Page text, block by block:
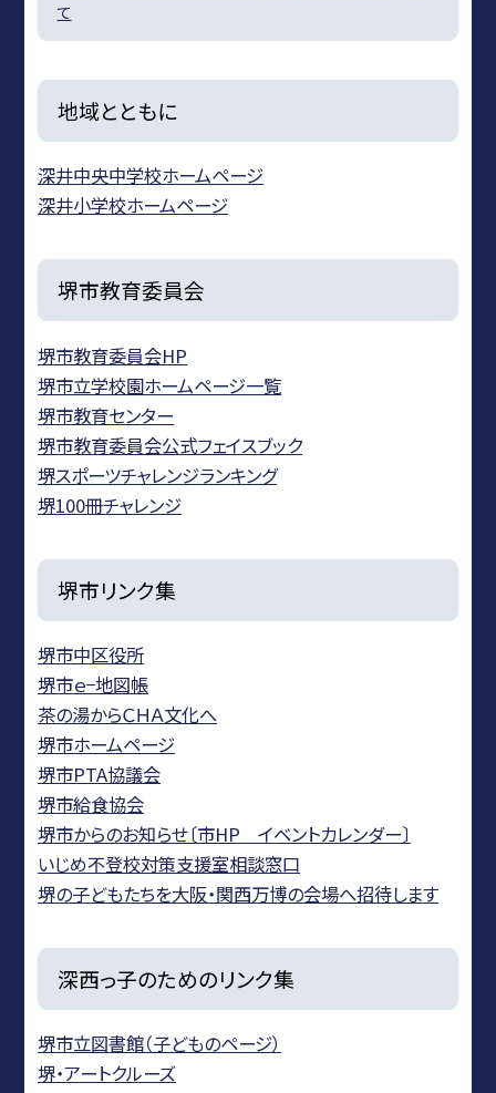
て
地域とともに
深井中央中学校ホームページ
深井小学校ホームページ
堺市教育委員会
堺市教育委員会HP
堺市立学校園ホームページ一覧
堺市教育センター
堺市教育委員会公式フェイスブック
堺スポーツチャレンジランキング
堺100冊チャレンジ
堺市リンク集
堺市中区役所
堺市ｅ−地図帳
茶の湯からＣＨＡ文化へ
堺市ホームページ
堺市PTA協議会
堺市給食協会
堺市からのお知らせ〔市HP イベントカレンダー〕
いじめ不登校対策支援室相談窓口
堺の子どもたちを大阪・関西万博の会場へ招待します
深西っ子のためのリンク集
堺市立図書館（子どものページ）
堺・アートクルーズ